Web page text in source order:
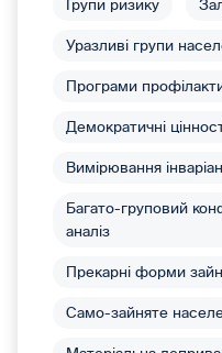
Групи ризику
Уразливі групи
Програми
Демократичні
Вимірювання
Багато-груповий
аналіз
Прекарні форми
Само-зайняте